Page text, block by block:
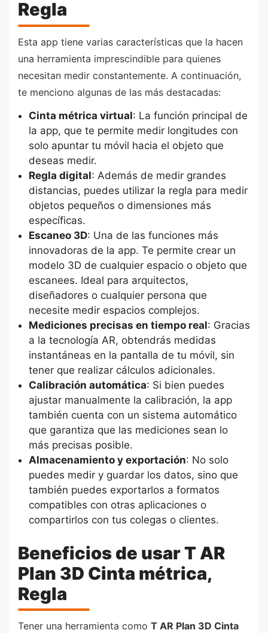
Regla
Esta app tiene varias características que la hacen
una herramienta imprescindible para quienes
necesitan medir constantemente. A continuación,
te menciono algunas de las más destacadas:
Cinta métrica virtual: La función principal de
la app, que te permite medir longitudes con
solo apuntar tu móvil hacia el objeto que
deseas medir.
Regla digital: Además de medir grandes
distancias, puedes utilizar la regla para medir
objetos pequeños o dimensiones más
específicas.
Escaneo 3D: Una de las funciones más
innovadoras de la app. Te permite crear un
modelo 3D de cualquier espacio o objeto que
escanees. Ideal para arquitectos,
diseñadores o cualquier persona que
necesite medir espacios complejos.
Mediciones precisas en tiempo real: Gracias
a la tecnología AR, obtendrás medidas
instantáneas en la pantalla de tu móvil, sin
tener que realizar cálculos adicionales.
Calibración automática: Si bien puedes
ajustar manualmente la calibración, la app
también cuenta con un sistema automático
que garantiza que las mediciones sean lo
más precisas posible.
Almacenamiento y exportación: No solo
puedes medir y guardar los datos, sino que
también puedes exportarlos a formatos
compatibles con otras aplicaciones o
compartirlos con tus colegas o clientes.
Beneficios de usar T AR
Plan 3D Cinta métrica,
Regla
Tener una herramienta como T AR Plan 3D Cinta